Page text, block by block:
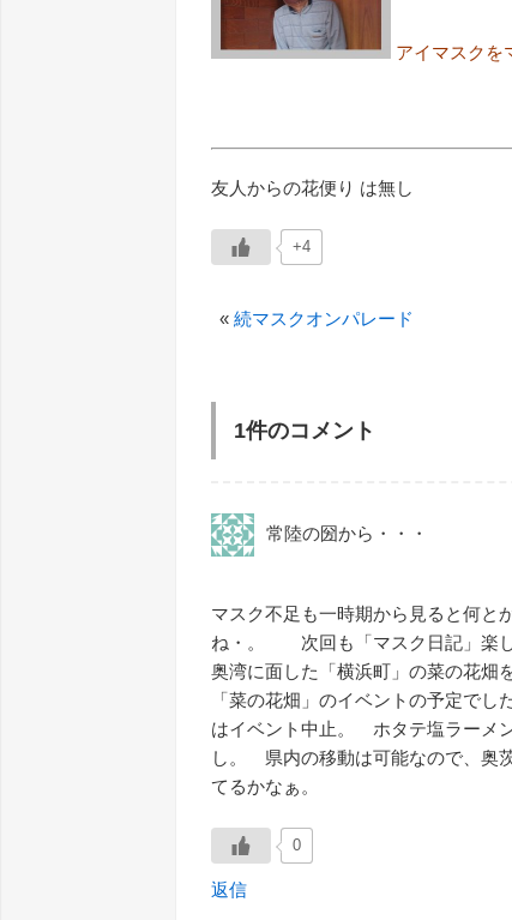
アイマスクを
友人からの花便り は無し
+4
«続マスクオンパレード
1件のコメント
常陸の圀から・・・
マスク不足も一時期から見ると何と
ね・。 次回も「マスク日記」楽
奥湾に面した「横浜町」の菜の花
「菜の花畑」のイベントの予定で
はイベント中止。 ホタテ塩ラーメ
し。 県内の移動は可能なので、奥
てるかなぁ。
0
返信